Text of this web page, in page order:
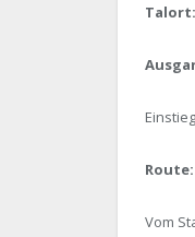
Talort:
Route:
Vom